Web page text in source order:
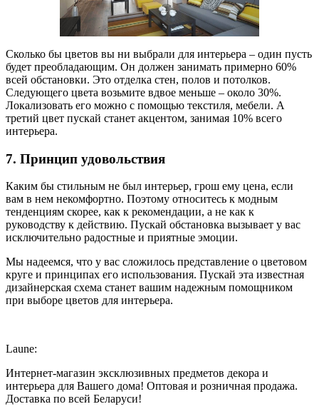
Сколько бы цветов вы ни выбрали для интерьера – один пусть
будет преобладающим. Он должен занимать примерно 60%
всей обстановки. Это отделка стен, полов и потолков.
Следующего цвета возьмите вдвое меньше – около 30%.
Локализовать его можно с помощью текстиля, мебели. А
третий цвет пускай станет акцентом, занимая 10% всего
интерьера.
7. Принцип удовольствия
Каким бы стильным не был интерьер, грош ему цена, если
вам в нем некомфортно. Поэтому относитесь к модным
тенденциям скорее, как к рекомендации, а не как к
руководству к действию. Пускай обстановка вызывает у вас
исключительно радостные и приятные эмоции.
Мы надеемся, что у вас сложилось представление о цветовом
круге и принципах его использования. Пускай эта известная
дизайнерская схема станет вашим надежным помощником
при выборе цветов для интерьера.
Laune:
Интернет-магазин эксклюзивных предметов декора и
интерьера для Вашего дома! Оптовая и розничная продажа.
Доставка по всей Беларуси!